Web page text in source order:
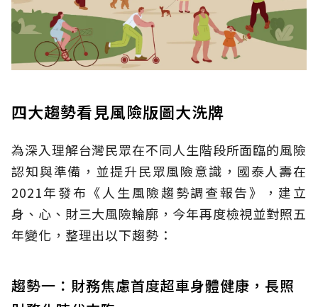
四大趨勢看見風險版圖大洗牌
為深入理解台灣民眾在不同人生階段所面臨的風險
認知與準備，並提升民眾風險意識，國泰人壽在
2021年發布《人生風險趨勢調查報告》，建立
身、心、財三大風險輪廓，今年再度檢視並對照五
年變化，整理出以下趨勢：
趨勢一：財務焦慮首度超車身體健康，長照